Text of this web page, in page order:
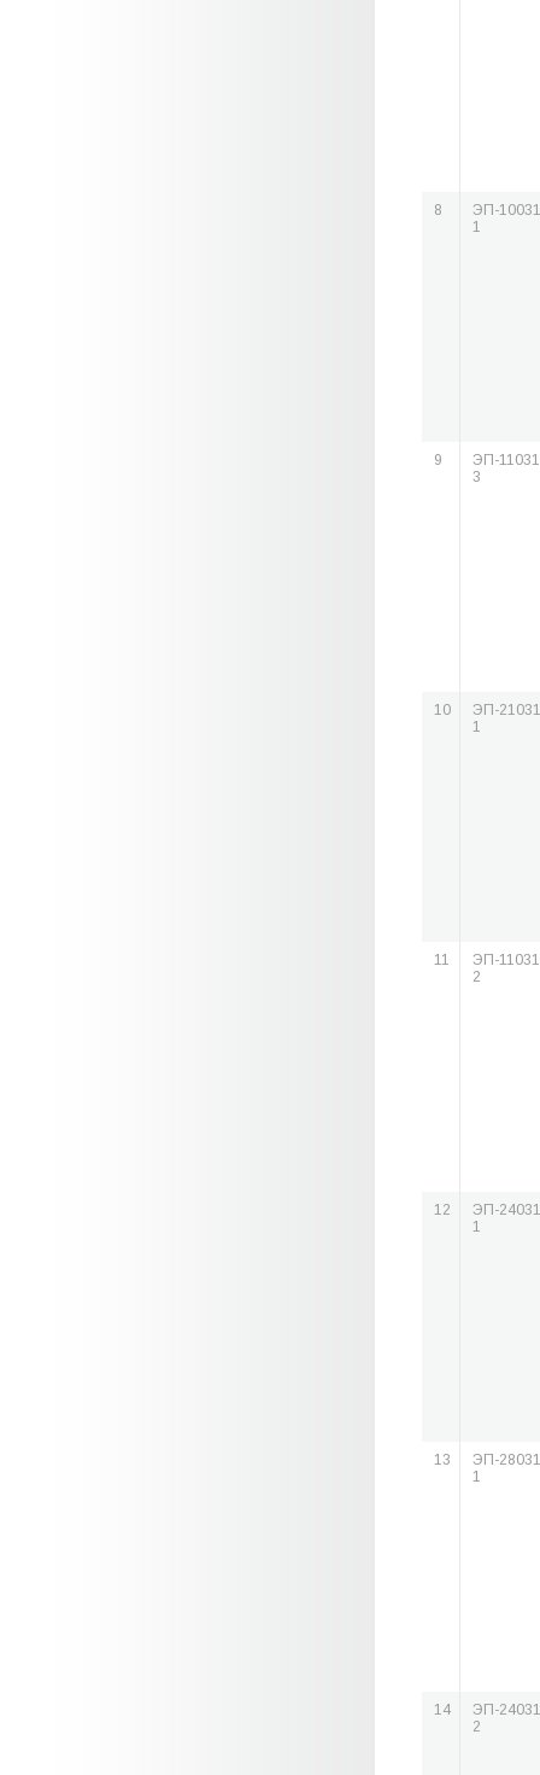
8
ЭП-
1
9
ЭП-
3
10
ЭП-
1
11
ЭП-
2
12
ЭП-
1
13
ЭП-
1
14
ЭП-
2